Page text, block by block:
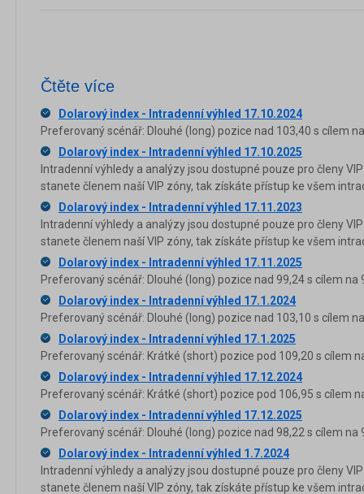
Čtěte více
Dolarový index - Intradenní výhled 17.10.2024
Preferovaný scénář: Dlouhé (long) pozice nad 103,40 s cílem
Dolarový index - Intradenní výhled 17.10.2025
Intradenní výhledy a analýzy jsou dostupné pouze pro členy
stanete členem naší VIP zóny, tak získáte přístup ke všem
Dolarový index - Intradenní výhled 17.11.2023
Intradenní výhledy a analýzy jsou dostupné pouze pro členy
stanete členem naší VIP zóny, tak získáte přístup ke všem
Dolarový index - Intradenní výhled 17.11.2025
Preferovaný scénář: Dlouhé (long) pozice nad 99,24 s cílem na
Dolarový index - Intradenní výhled 17.1.2024
Preferovaný scénář: Dlouhé (long) pozice nad 103,10 s cílem
Dolarový index - Intradenní výhled 17.1.2025
Preferovaný scénář: Krátké (short) pozice pod 109,20 s cílem
Dolarový index - Intradenní výhled 17.12.2024
Preferovaný scénář: Krátké (short) pozice pod 106,95 s cílem
Dolarový index - Intradenní výhled 17.12.2025
Preferovaný scénář: Dlouhé (long) pozice nad 98,22 s cílem na
Dolarový index - Intradenní výhled 1.7.2024
Intradenní výhledy a analýzy jsou dostupné pouze pro členy
stanete členem naší VIP zóny, tak získáte přístup ke všem